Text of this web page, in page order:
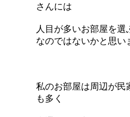
さんには
人目が多いお部屋を選
なのではないかと思い
私のお部屋は周辺が民
も多く